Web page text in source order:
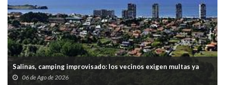
Salinas, camping improvisado: los vecinos exigen multas ya
06 de Ago de 2026